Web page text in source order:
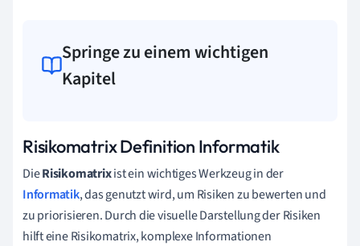
Springe zu einem wichtigen
Kapitel
Risikomatrix Definition Informatik
DieRisikomatrixist ein wichtiges Werkzeug in der
Informatik, das genutzt wird, um Risiken zu bewerten und
zu priorisieren. Durch die visuelle Darstellung der Risiken
hilft eine Risikomatrix, komplexe Informationen